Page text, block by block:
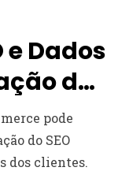
e Dados
de
pode
do SEO
dos clientes.